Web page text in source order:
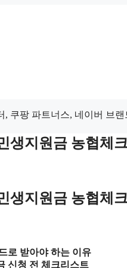
, 쿠팡 파트너스, 네이버 브
생지원금 농협체
생지원금 농협체
로 받아야 하는 이유
신청 전 체크리스트